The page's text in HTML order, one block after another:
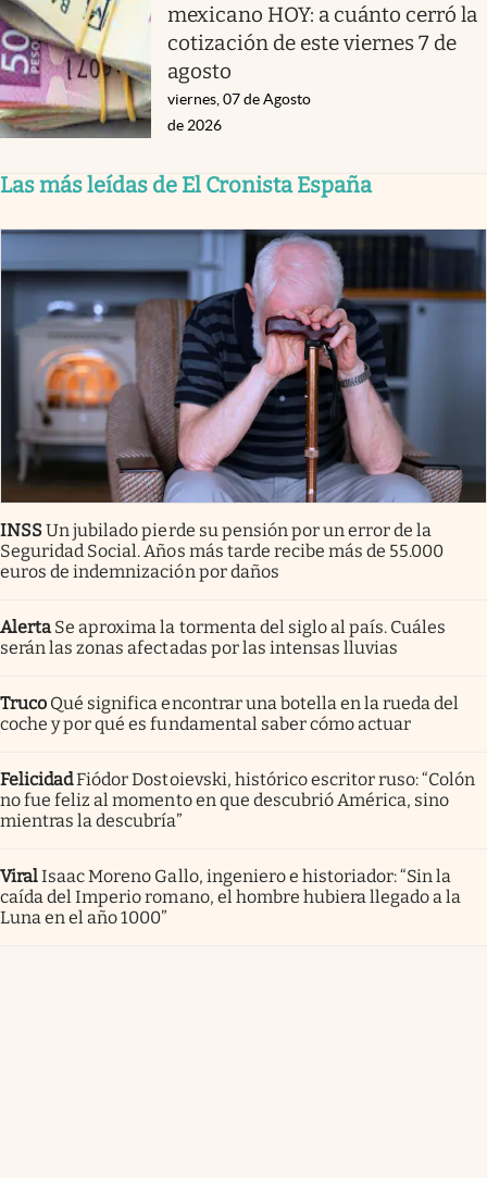
mexicano HOY: a cuánto cerró la
cotización de este viernes 7 de
agosto
viernes, 07 de Agosto
de 2026
Las más leídas de El Cronista España
INSSUn jubilado pierde su pensión por un error de la
Seguridad Social. Años más tarde recibe más de 55.000
euros de indemnización por daños
Alerta Se aproxima la tormenta del siglo al país. Cuáles
serán las zonas afectadas por las intensas lluvias
Truco Qué significa encontrar una botella en la rueda del
coche y por qué es fundamental saber cómo actuar
FelicidadFiódor Dostoievski, histórico escritor ruso: “Colón
no fue feliz al momento en que descubrió América, sino
mientras la descubría”
ViralIsaac Moreno Gallo, ingeniero e historiador: “Sin la
caída del Imperio romano, el hombre hubiera llegado a la
Luna en el año 1000”